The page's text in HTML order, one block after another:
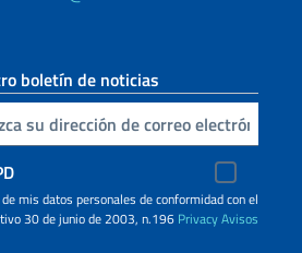
boletín de noticias
mis datos personales de conformidad con el
30 de junio de 2003, n.196 PrivacyAvisos